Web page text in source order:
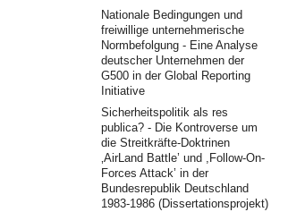
Nationale Bedingungen und
freiwillige unternehmerische
Normbefolgung - Eine Analyse
deutscher Unternehmen der
G500 in der Global Reporting
Initiative
Sicherheitspolitik als res
publica? - Die Kontroverse um
die Streitkräfte-Doktrinen
‚AirLand Battle’ und ,Follow-On-
Forces Attack’ in der
Bundesrepublik Deutschland
1983-1986 (Dissertationsprojekt)